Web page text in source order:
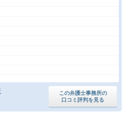
この弁護士事務所の
口コミ評判を見る